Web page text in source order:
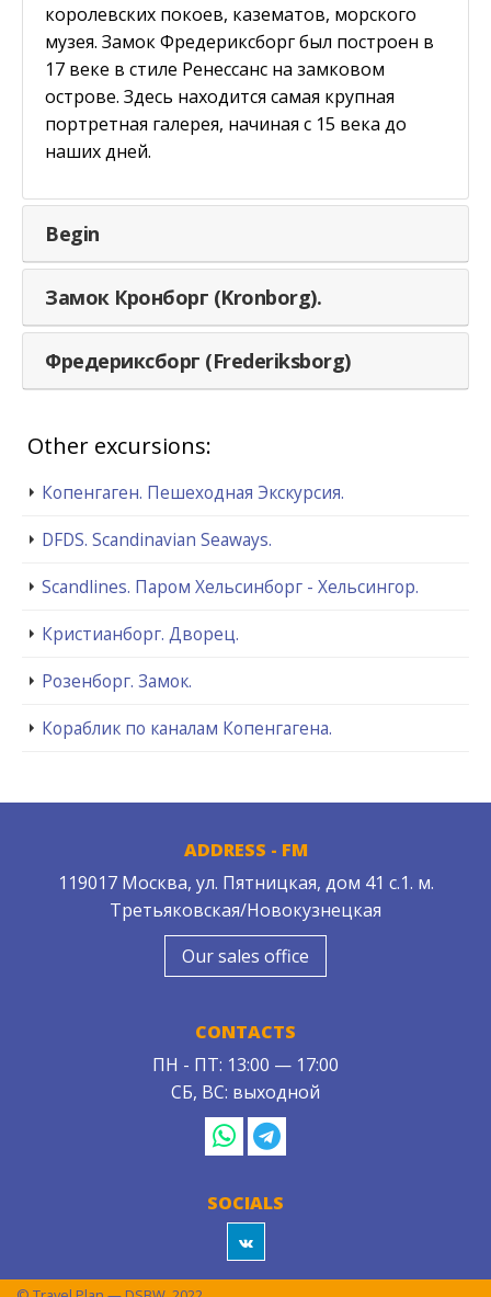
королевских покоев, казематов, морского
музея. Замок Фредериксборг был построен в
17 веке в стиле Ренессанс на замковом
острове. Здесь находится самая крупная
портретная галерея, начиная с 15 века до
наших дней.
Begin
Замок Кронборг (Kronborg).
Фредериксборг (Frederiksborg)
Other excursions:
Копенгаген. Пешеходная Экскурсия.
DFDS. Scandinavian Seaways.
Scandlines. Паром Хельсинборг - Хельсингор.
Кристианборг. Дворец.
Розенборг. Замок.
Кораблик по каналам Копенгагена.
ADDRESS - FM
119017 Москва, ул. Пятницкая, дом 41 с.1. м.
Третьяковская/Новокузнецкая
Our sales office
CONTACTS
ПН - ПТ: 13:00 — 17:00
СБ, ВС: выходной
SOCIALS